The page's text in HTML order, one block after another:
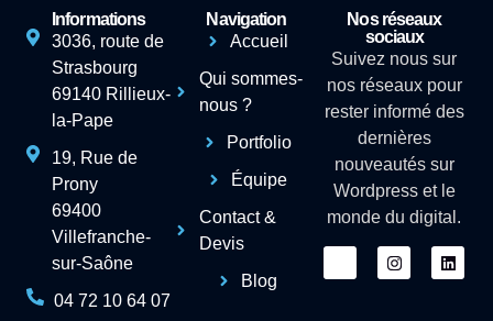
Informations
3036, route de
Strasbourg
69140 Rillieux-
la-Pape
19, Rue de
Prony
69400
Villefranche-
sur-Saône
04 72 10 64 07
Navigation
Accueil
Qui sommes-
nous ?
Portfolio
Équipe
Contact &
Devis
Blog
Nos réseaux
sociaux
Suivez nous sur
nos réseaux pour
rester informé des
dernières
nouveautés sur
Wordpress et le
monde du digital.